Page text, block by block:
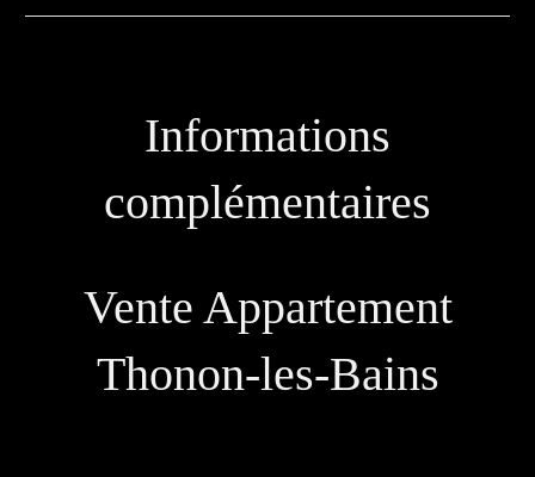
Informations
complémentaires
Vente Appartement
Thonon-les-Bains